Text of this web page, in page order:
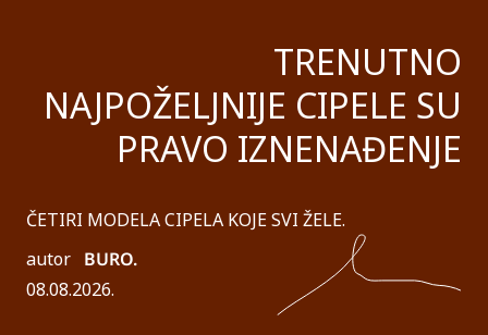
TRENUTNO
NAJPOŽELJNIJE CIPELE SU
PRAVO IZNENAĐENJE
ČETIRI MODELA CIPELA KOJE SVI ŽELE.
autor BURO.
08.08.2026.